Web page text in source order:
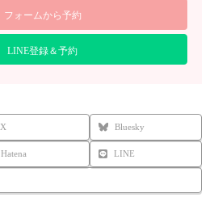
フォームから予約
LINE登録＆予約
X Bluesky
Hatena LINE